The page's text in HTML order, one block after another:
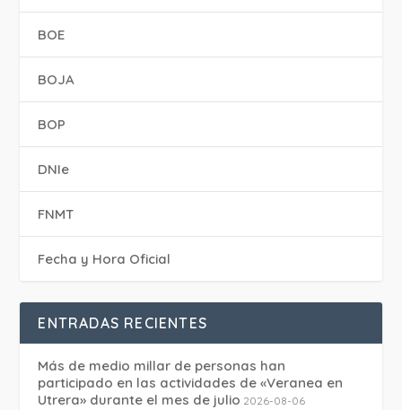
BOE
BOJA
BOP
DNIe
FNMT
Fecha y Hora Oficial
ENTRADAS RECIENTES
Más de medio millar de personas han
participado en las actividades de «Veranea en
Utrera» durante el mes de julio 2026-08-06